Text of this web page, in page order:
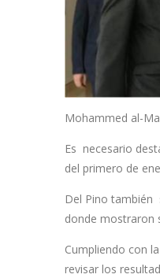
Mohammed al-
Es necesario
del primero de
Del Pino también
donde mostraron
Cumpliendo con
revisar los